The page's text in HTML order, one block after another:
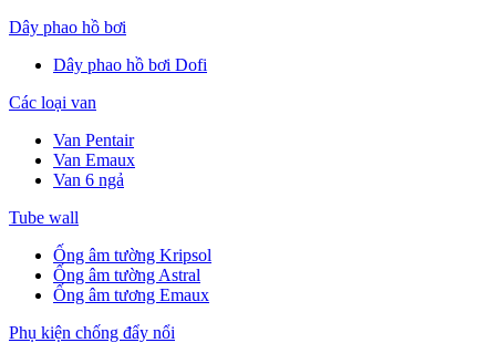
Dây phao hồ bơi
Dây phao hồ bơi Dofi
Các loại van
Van Pentair
Van Emaux
Van 6 ngả
Tube wall
Ống âm tường Kripsol
Ống âm tường Astral
Ống âm tương Emaux
Phụ kiện chống đẩy nổi